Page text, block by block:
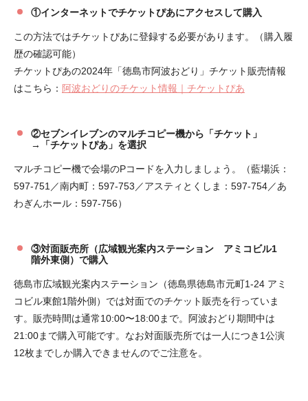
①インターネットでチケットぴあにアクセスして購入
この方法ではチケットぴあに登録する必要があります。（購入履
歴の確認可能）
チケットぴあの2024年「徳島市阿波おどり」チケット販売情報
はこちら： 阿波おどりのチケット情報｜チケットぴあ
②セブンイレブンのマルチコピー機から「チケット」
→「チケットぴあ」を選択
マルチコピー機で会場のPコードを入力しましょう。（藍場浜：
597-751／南内町：597-753／アスティとくしま：597-754／あ
わぎんホール：597-756）
③対面販売所（広域観光案内ステーション アミコビル1
階外東側）で購入
徳島市広域観光案内ステーション（徳島県徳島市元町1-24 アミ
コビル東館1階外側）では対面でのチケット販売を行っていま
す。販売時間は通常10:00〜18:00まで。阿波おどり期間中は
21:00まで購入可能です。なお対面販売所では一人につき1公演
12枚までしか購入できませんのでご注意を。